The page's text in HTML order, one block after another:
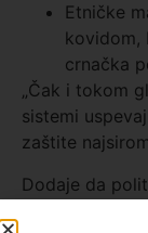
Etničke
kovidom,
crnačka
„Čak i tokom
sistemi
zaštite
Dodaje da